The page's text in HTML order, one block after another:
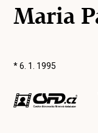
Maria
* 6. 1. 1995